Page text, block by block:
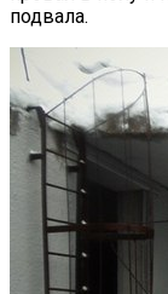
подвала.